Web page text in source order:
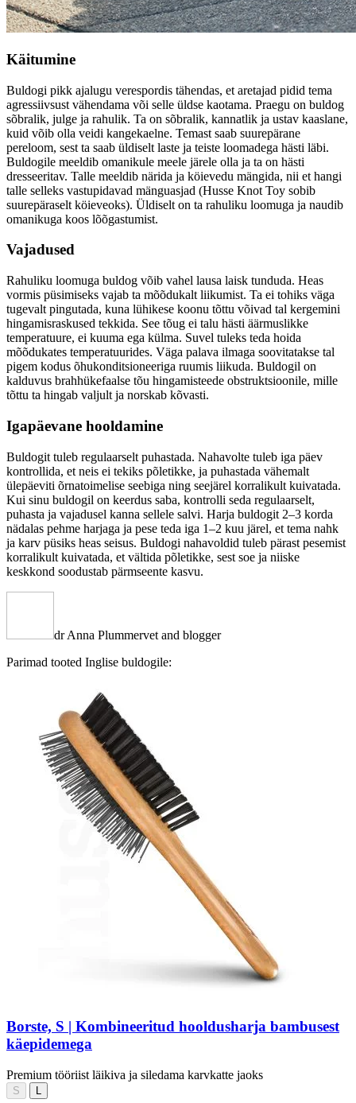
Käitumine
Buldogi pikk ajalugu verespordis tähendas, et aretajad pidid tema
agressiivsust vähendama või selle üldse kaotama. Praegu on buldog
sõbralik, julge ja rahulik. Ta on sõbralik, kannatlik ja ustav kaaslane,
kuid võib olla veidi kangekaelne. Temast saab suurepärane
pereloom, sest ta saab üldiselt laste ja teiste loomadega hästi läbi.
Buldogile meeldib omanikule meele järele olla ja ta on hästi
dresseeritav. Talle meeldib närida ja köievedu mängida, nii et hangi
talle selleks vastupidavad mänguasjad (Husse Knot Toy sobib
suurepäraselt köieveoks). Üldiselt on ta rahuliku loomuga ja naudib
omanikuga koos lõõgastumist.
Vajadused
Rahuliku loomuga buldog võib vahel lausa laisk tunduda. Heas
vormis püsimiseks vajab ta mõõdukalt liikumist. Ta ei tohiks väga
tugevalt pingutada, kuna lühikese koonu tõttu võivad tal kergemini
hingamisraskused tekkida. See tõug ei talu hästi äärmuslikke
temperatuure, ei kuuma ega külma. Suvel tuleks teda hoida
mõõdukates temperatuurides. Väga palava ilmaga soovitatakse tal
pigem kodus õhukonditsioneeriga ruumis liikuda. Buldogil on
kalduvus brahhükefaalse tõu hingamisteede obstruktsioonile, mille
tõttu ta hingab valjult ja norskab kõvasti.
Igapäevane hooldamine
Buldogit tuleb regulaarselt puhastada. Nahavolte tuleb iga päev
kontrollida, et neis ei tekiks põletikke, ja puhastada vähemalt
ülepäeviti õrnatoimelise seebiga ning seejärel korralikult kuivatada.
Kui sinu buldogil on keerdus saba, kontrolli seda regulaarselt,
puhasta ja vajadusel kanna sellele salvi. Harja buldogit 2–3 korda
nädalas pehme harjaga ja pese teda iga 1–2 kuu järel, et tema nahk
ja karv püsiks heas seisus. Buldogi nahavoldid tuleb pärast pesemist
korralikult kuivatada, et vältida põletikke, sest soe ja niiske
keskkond soodustab pärmseente kasvu.
dr Anna Plummervet and blogger
Parimad tooted Inglise buldogile:
Borste, S | Kombineeritud hooldusharja bambusest
käepidemega
Premium tööriist läikiva ja siledama karvkatte jaoks
S